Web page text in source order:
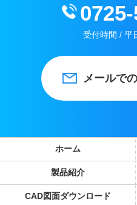
受付時間 / 平
メールで
ホーム
製品紹介
CAD図面ダウンロード